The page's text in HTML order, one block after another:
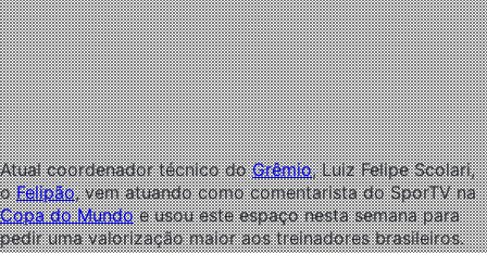
Atual coordenador técnico doGrêmio, Luiz Felipe Scolari,
oFelipão, vem atuando como comentarista do SporTV na
Copa do Mundoe usou este espaço nesta semana para
pedir uma valorização maior aos treinadores brasileiros.